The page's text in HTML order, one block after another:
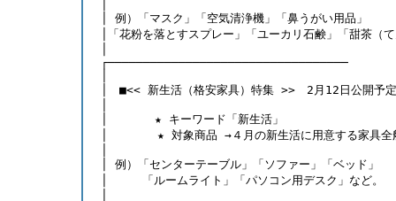
│ 例）「マスク」「空気清浄機」「鼻うがい用品」
│「花粉を落とすスプレー」「ユーカリ石鹸」「甜茶（
┌──────────────────────────────────
│　■<< 新生活（格安家具）特集 >>　2月12日公開予定
│　     ★ キーワード「新生活」
│       ★ 対象商品 →４月の新生活に用意する家具全
│ 例）「センターテーブル」「ソファー」「ベッド」
│　　　「ルームライト」「パソコン用デスク」など。